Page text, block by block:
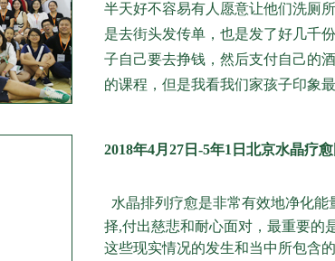
半天好不容易有人愿意让他们洗厕
是去街头发传单，也是发了好几千
子自己要去挣钱，然后支付自己的
的课程，但是我看我们家孩子印
2018年4月27日-5年1日北京水晶疗
水晶排列疗愈是非常有效地净化
择,付出慈悲和耐心面对，最重要的
这些现实情况的发生和当中所包含